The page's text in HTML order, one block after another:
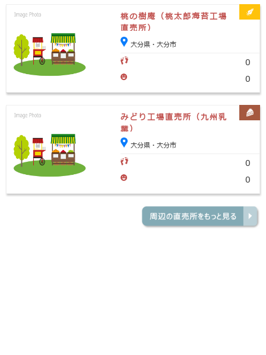
桃の樹庵（桃太郎海苔工場
直売所）
大分県・大分市
0
0
みどり工場直売所（九州乳
業）
大分県・大分市
0
0